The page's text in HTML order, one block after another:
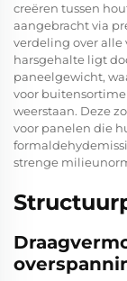
creëren tussen
aangebracht via
verdeling over alle
harsgehalte ligt
paneelgewicht,
voor
weerstaan. Deze
voor panelen die
strenge